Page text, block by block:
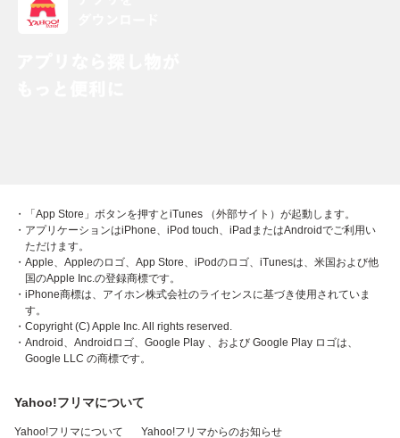
・「App Store」ボタンを押すとiTunes （外部サイト）が起動します。
・アプリケーションはiPhone、iPod touch、iPadまたはAndroidでご利用い
ただけます。
・Apple、Appleのロゴ、App Store、iPodのロゴ、iTunesは、米国および他
国のApple Inc.の登録商標です。
・iPhone商標は、アイホン株式会社のライセンスに基づき使用されていま
す。
・Copyright (C) Apple Inc. All rights reserved.
・Android、Androidロゴ、Google Play 、および Google Play ロゴは、
Google LLC の商標です。
Yahoo!フリマについて
Yahoo!フリマについて Yahoo!フリマからのお知らせ